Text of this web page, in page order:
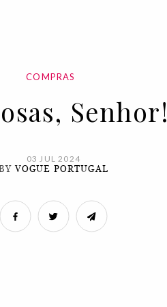
COMPRAS
Senhor!
03 JUL 2024
VOGUE PORTUGAL